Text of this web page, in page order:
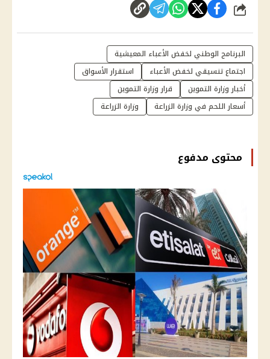
شارك
البرنامج الوطني لخفض الأعباء المعيشية
اجتماع تنسيقي لخفض الأعباء
استقرار الأسواق
أخبار وزارة التموين
قرار وزارة التموين
أسعار اللحم في وزارة الزراعة
وزارة الزراعة
محتوى مدفوع